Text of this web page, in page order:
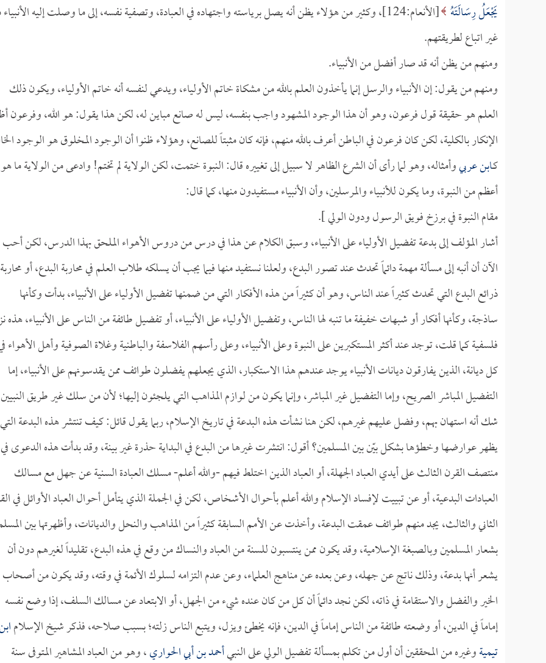
يَجْعَلُ رِسَالَتَهُ
[الأنعام:124]، وكثير من هؤلاء يظن أنه يصل برياسته واجتهاده في العبادة، وتصفية نفسه، إلى ما وصلت إليه
غير اتباع لطريقتهم.
ومنهم من يظن أنه قد صار أفضل من الأنبياء.
ومنهم من يقول: إن الأنبياء والرسل إنما يأخذون العلم بالله من مشكاة خاتم الأولياء، ويدعي لنفسه أنه خاتم الأولياء، ويكون ذلك
العلم هو حقيقة قول فرعون، وهو أن هذا الوجود المشهود واجب بنفسه، ليس له صانع مباين له، لكن هذا يقول: هو الله، وفرعون
الإنكار بالكلية، لكن كان فرعون في الباطن أعرف بالله منهم، فإنه كان مثبتاً للصانع، وهؤلاء ظنوا أن الوجود المخلوق هو الوجود
كـابن عربيوأمثاله، وهو لما رأى أن الشرع الظاهر لا سبيل إلى تغييره قال: النبوة ختمت، لكن الولاية لم تختم! وادعى من الولاية ما هو
أعظم من النبوة، وما يكون للأنبياء والمرسلين، وأن الأنبياء مستفيدون منها، كما قال:
مقام النبوة في برزخ فويق الرسول ودون الولي ].
أشار المؤلف إلى بدعة تفضيل الأولياء على الأنبياء، وسبق الكلام عن هذا في درس من دروس الأهواء الملحق بهذا الدرس، لكن أحب
الآن أن أنبه إلى مسألة مهمة دائماً تحدث عند تصور البدع، ولعلنا نستفيد منها فيما يجب أن يسلكه طلاب العلم في محاربة البدع، أو محاربة
ذرائع البدع التي تحدث كثيراً عند الناس، وهو أن كثيراً من هذه الأفكار التي من ضمنها تفضيل الأولياء على الأنبياء، بدأت وكأنها
ساذجة، وكأنها أفكار أو شبهات خفيفة ما تنبه لها الناس، وتفضيل الأولياء على الأنبياء، أو تفضيل طائفة من الناس على الأنبياء، هذه
فلسفية كما قلت، توجد عند أكثر المستكبرين على النبوة وعلى الأنبياء، وعلى رأسهم الفلاسفة والباطنية وغلاة الصوفية وأهل الأهواء
كل ديانة، الذين يفارقون ديانات الأنبياء يوجد عندهم هذا الاستكبار، الذي يجعلهم يفضلون طوائف ممن يقدسونهم على الأنبياء، إما
التفضيل المباشر الصريح، وإما التفضيل غير المباشر، وإنما يكون من لوازم المذاهب التي يلجئون إليها؛ لأن من سلك غير طريق
شك أنه استهان بهم، وفضل عليهم غيرهم، لكن هنا نشأت هذه البدعة في تاريخ الإسلام، ربما يقول قائل: كيف تنتشر هذه البدعة التي
يظهر عوارضها وخطؤها بشكل بيّن بين المسلمين؟ أقول: انتشرت غيرها من البدع في البداية حذرة غير بينة، وقد بدأت هذه الدعوى في
منتصف القرن الثالث على أيدي العباد الجهلة، أو العباد الذين اختلط فيهم -والله أعلم- مسلك العبادة السنية عن جهل مع مسالك
العبادات البدعية، أو عن تبييت لإفساد الإسلام والله أعلم بأحوال الأشخاص، لكن في الجملة الذي يتأمل أحوال العباد الأوائل في
الثاني والثالث، يجد منهم طوائف عمقت البدعة، وأخذت عن الأمم السابقة كثيراً من المذاهب والنحل والديانات، وأظهرتها بين
بشعار المسلمين وبالصبغة الإسلامية، وقد يكون ممن ينتسبون للسنة من العباد والنساك من وقع في هذه البدع، تقليداً لغيرهم دون أن
يشعر أنها بدعة، وذلك ناتج عن جهله، وعن بعده عن مناهج العلماء، وعن عدم التزامه لسلوك الأئمة في وقته، وقد يكون من أصحاب
الخير والفضل والاستقامة في ذاته، لكن نجد دائماً أن كل من كان عنده شيء من الجهل، أو الابتعاد عن مسالك السلف، إذا وضع نفسه
إماماً في الدين، أو وضعته طائفة من الناس إماماً في الدين، فإنه يخطئ ويزل، ويتبع الناس زلته؛ بسبب صلاحه، فذكر شيخ الإسلام
تيميةوغيره من المحققين أن أول من تكلم بمسألة تفضيل الولي على النبيأحمد بن أبي الحواري، وهو من العباد المشاهير المتوفى سنة